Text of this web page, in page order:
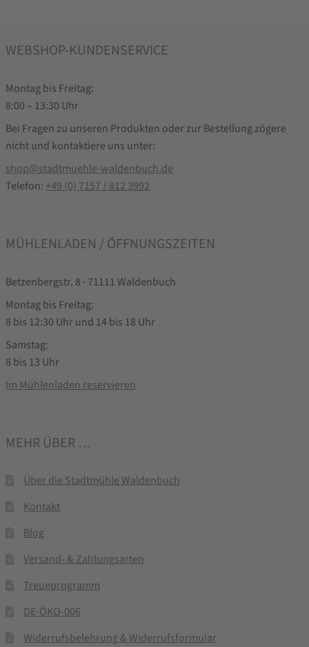
WEBSHOP-KUNDENSERVICE
Montag bis Freitag:
8:00 – 13:30 Uhr
Bei Fragen zu unseren Produkten oder zur Bestellung zögere
nicht und kontaktiere uns unter:
shop@stadtmuehle-waldenbuch.de
Telefon: +49 (0) 7157 / 812 3992
MÜHLENLADEN / ÖFFNUNGSZEITEN
Betzenbergstr. 8 · 71111 Waldenbuch
Montag bis Freitag:
8 bis 12:30 Uhr und 14 bis 18 Uhr
Samstag:
8 bis 13 Uhr
Im Mühlenladen reservieren
MEHR ÜBER …
Über die Stadtmühle Waldenbuch
Kontakt
Blog
Versand- & Zahlungsarten
Treueprogramm
DE-ÖKO-006
Widerrufsbelehrung & Widerrufsformular